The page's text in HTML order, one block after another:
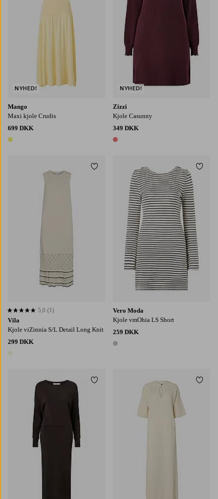
Mango
Maxi kjole Crudis
699 DKK
1 farve
NYHED!
Zizzi
Kjole Casunny
349 DKK
1 farve
NYHED!
Vila
Kjole viZinnia S/L Detail Long Knit
299 DKK
1 farve
5,0 baseret på 1 bedømmelser
5,0 (1)
Tilføj til favoritter
Vero Moda
Kjole vmOhia LS Short
259 DKK
1 farve
LXL
Tilføj til favoritter